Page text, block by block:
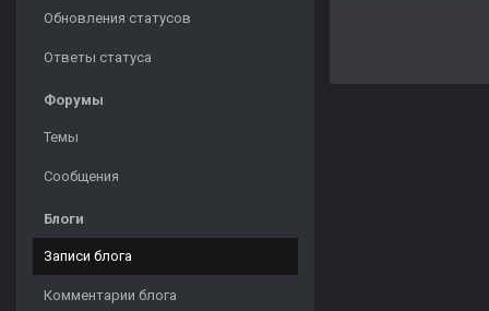
Обновления статусов
Ответы статуса
Форумы
Темы
Сообщения
Блоги
Записи блога
Комментарии блога